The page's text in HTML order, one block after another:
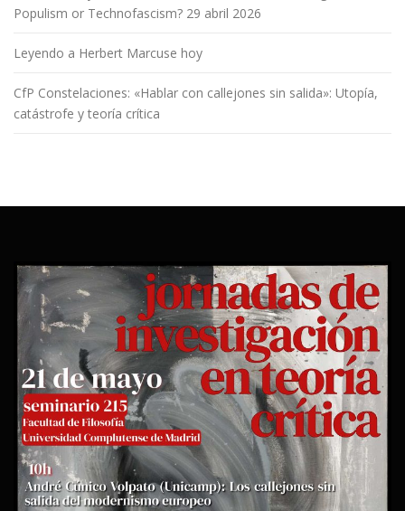
Populism or Technofascism? 29 abril 2026
Leyendo a Herbert Marcuse hoy
CfP Constelaciones: «Hablar con callejones sin salida»: Utopía,
catástrofe y teoría crítica